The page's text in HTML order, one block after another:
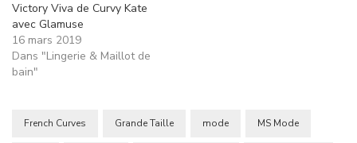
Victory Viva de Curvy Kate
avec Glamuse
16 mars 2019
Dans "Lingerie & Maillot de
bain"
French Curves Grande Taille mode MS Mode